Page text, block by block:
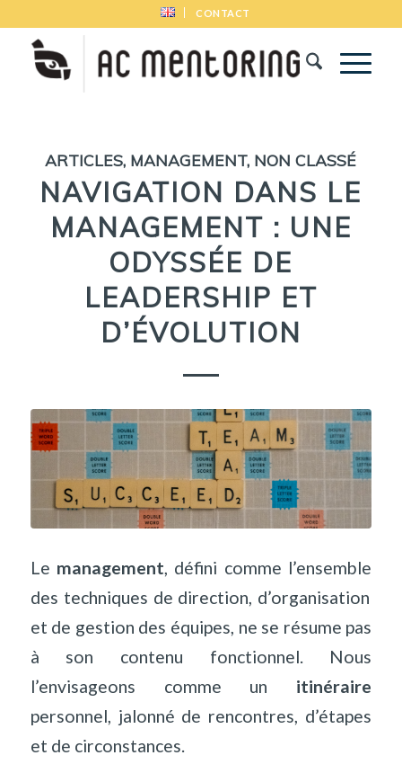
CONTACT
ARTICLES, MANAGEMENT, NON CLASSÉ
NAVIGATION DANS LE
MANAGEMENT : UNE
ODYSSÉE DE
LEADERSHIP ET
D’ÉVOLUTION
Le management, défini comme l’ensemble
des techniques de direction, d’organisation
et de gestion des équipes, ne se résume pas
à son contenu fonctionnel. Nous
l’envisageons comme un itinéraire
personnel, jalonné de rencontres, d’étapes
et de circonstances.